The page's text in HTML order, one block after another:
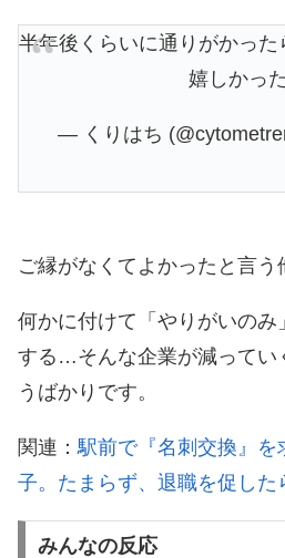
半年後くらいに通りがかった
嬉しかった
— くりはち
ご縁がなくてよかったと言う
何かに付けて「やりがいのみ
する…そんな企業が減ってい
うばかりです。
関連：駅前で『名刺交換』
子。たまらず、退職を促した
みんなの反応